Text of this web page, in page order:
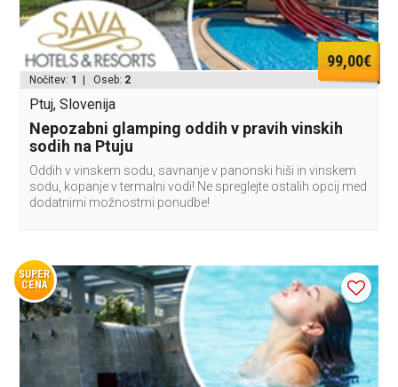
99,00€
Nočitev: 1 | Oseb: 2
Ptuj, Slovenija
Nepozabni glamping oddih v pravih vinskih
sodih na Ptuju
Oddih v vinskem sodu, savnanje v panonski hiši in vinskem
sodu, kopanje v termalni vodi! Ne spreglejte ostalih opcij med
dodatnimi možnostmi ponudbe!
SUPER
CENA